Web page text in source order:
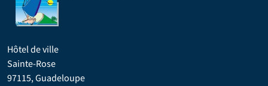
Hôtel de ville
Sainte-Rose
97115, Guadeloupe